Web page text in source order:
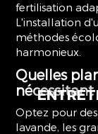
fertilisation
L'installation
méthodes
harmonieux.
Quelles
Optez pour
lavande, les